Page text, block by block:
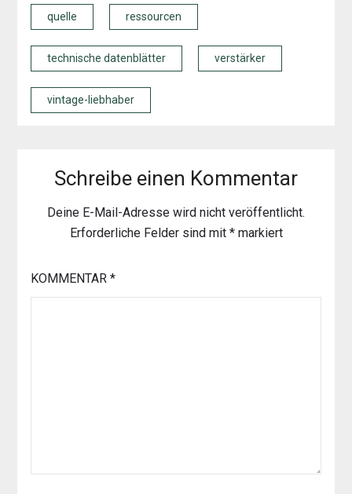
quelle ressourcen
technische datenblätter verstärker
vintage-liebhaber
Schreibe einen Kommentar
Deine E-Mail-Adresse wird nicht veröffentlicht.
Erforderliche Felder sind mit *markiert
KOMMENTAR *